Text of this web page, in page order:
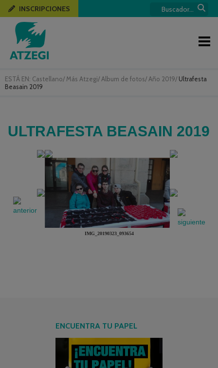
ESTÁ EN: Castellano/ Más Atzegi/ Album de fotos/ Año 2019/ Ultrafesta
Beasain 2019
INSCRIPCIONES
ULTRAFESTA BEASAIN 2019
IMG_20190323_093654
ENCUENTRA TU PAPEL